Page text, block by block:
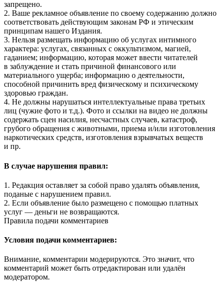
запрещено.
2. Ваше рекламное объявление по своему содержанию должно
соответствовать действующим законам РФ и этическим
принципам нашего Издания.
3. Нельзя размещать информацию об услугах интимного
характера: услугах, связанных с оккультизмом, магией,
гаданием; информацию, которая может ввести читателей
в заблуждение и стать причиной финансового или
материального ущерба; информацию о деятельности,
способной причинить вред физическому и психическому
здоровью граждан.
4. Не должны нарушаться интеллектуальные права третьих
лиц (чужие фото и т.д.). Фото и ссылки на видео не должны
содержать сцен насилия, несчастных случаев, катастроф,
грубого обращения с животными, приема и/или изготовления
наркотических средств, изготовления взрывчатых веществ
и пр.
В случае нарушения правил:
1. Редакция оставляет за собой право удалять объявления,
поданые с нарушением правил.
2. Если объявление было размещено с помощью платных
услуг — деньги не возвращаются.
Правила подачи комментариев
Условия подачи комментариев:
Внимание, комментарии модерируются. Это значит, что
комментарий может быть отредактирован или удалён
модератором.